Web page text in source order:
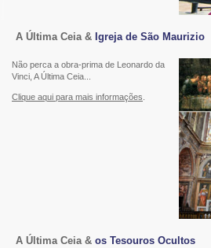
A Última Ceia & Igreja de São Maurizio
Não perca a obra-prima de Leonardo da
Vinci, A Última Ceia...
Clique aqui para mais informações
A Última Ceia & os Tesouros Ocultos